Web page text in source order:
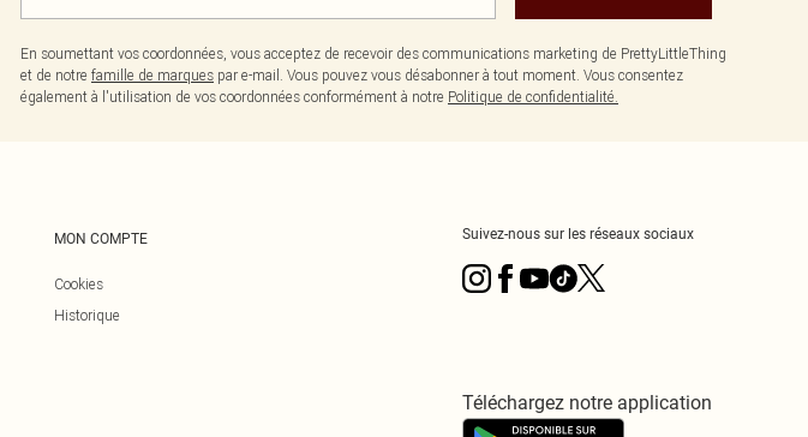
En soumettant vos coordonnées, vous acceptez de recevoir des communications marketing de PrettyLittleThing
et de notre famille de marques par e-mail. Vous pouvez vous désabonner à tout moment. Vous consentez
également à l'utilisation de vos coordonnées conformément à notre Politique de confidentialité.
MON COMPTE
Cookies
Historique
Suivez-nous sur les réseaux sociaux
Téléchargez notre application